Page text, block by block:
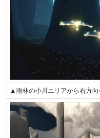
▲雨林の小川エリアから右方